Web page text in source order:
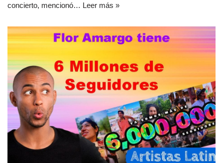
concierto, mencionó… Leer más »